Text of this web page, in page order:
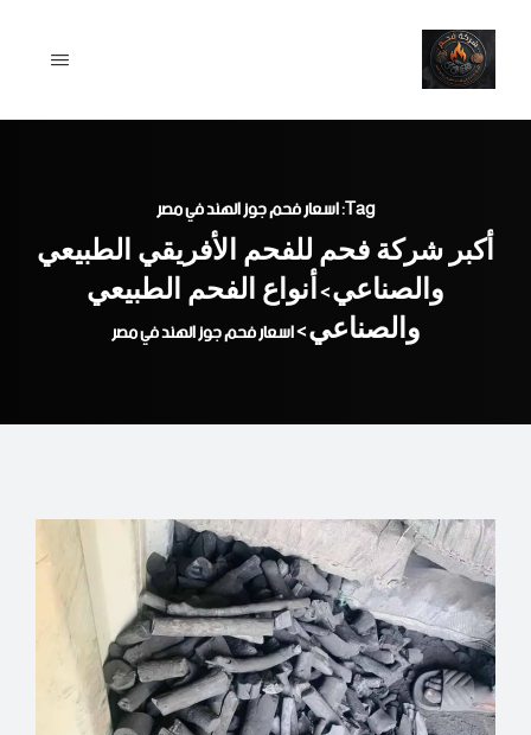
content
Tag: اسعار فحم جوز الهند في مصر
أكبر شركة فحم للفحم الأفريقي الطبيعي
والصناعي>أنواع الفحم الطبيعي
والصناعي>اسعار فحم جوز الهند في مصر